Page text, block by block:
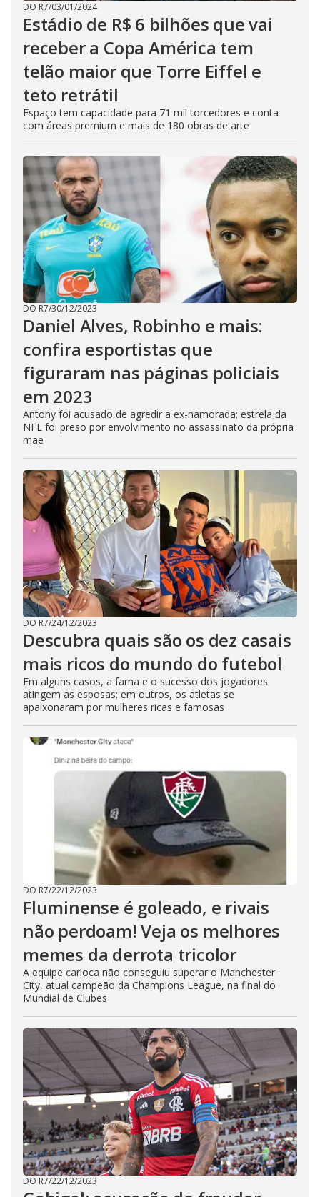
DO R7/03/01/2024
Estádio de R$ 6 bilhões que vai
receber a Copa América tem
telão maior que Torre Eiffel e
teto retrátil
Espaço tem capacidade para 71 mil torcedores e conta
com áreas premium e mais de 180 obras de arte
DO R7/30/12/2023
Daniel Alves, Robinho e mais:
confira esportistas que
figuraram nas páginas policiais
em 2023
Antony foi acusado de agredir a ex-namorada; estrela da
NFL foi preso por envolvimento no assassinato da própria
mãe
DO R7/24/12/2023
Descubra quais são os dez casais
mais ricos do mundo do futebol
Em alguns casos, a fama e o sucesso dos jogadores
atingem as esposas; em outros, os atletas se
apaixonaram por mulheres ricas e famosas
DO R7/22/12/2023
Fluminense é goleado, e rivais
não perdoam! Veja os melhores
memes da derrota tricolor
A equipe carioca não conseguiu superar o Manchester
City, atual campeão da Champions League, na final do
Mundial de Clubes
DO R7/22/12/2023